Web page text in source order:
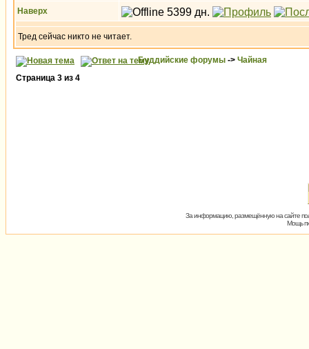
Наверх
Тред сейчас никто не читает.
Буддийские форумы -> Чайная
Страница 3 из 4
За информацию, размещённую на сайте
Мощь